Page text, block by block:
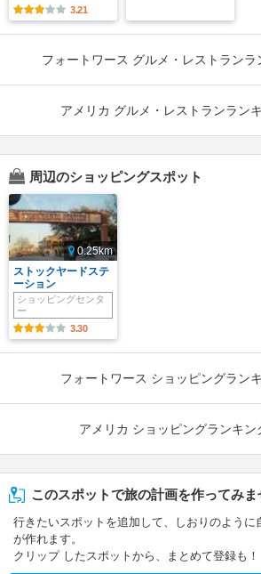
3.21
フォートワース グルメ・レストランラ
アメリカ グルメ・レストランラン
周辺のショッピングスポット
0.25km
ストックヤードステ
ーション
ショッピングセンタ
ー
3.30
フォートワース ショッピングラン
アメリカ ショッピングランキン
このスポットで旅の計画を作ってみま
行きたいスポットを追加して、しおりのように
が作れます。
クリップ したスポットから、まとめて登録も！